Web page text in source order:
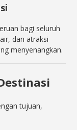
bagi seluruh
dan atraksi
menyenangkan.
tujuan,